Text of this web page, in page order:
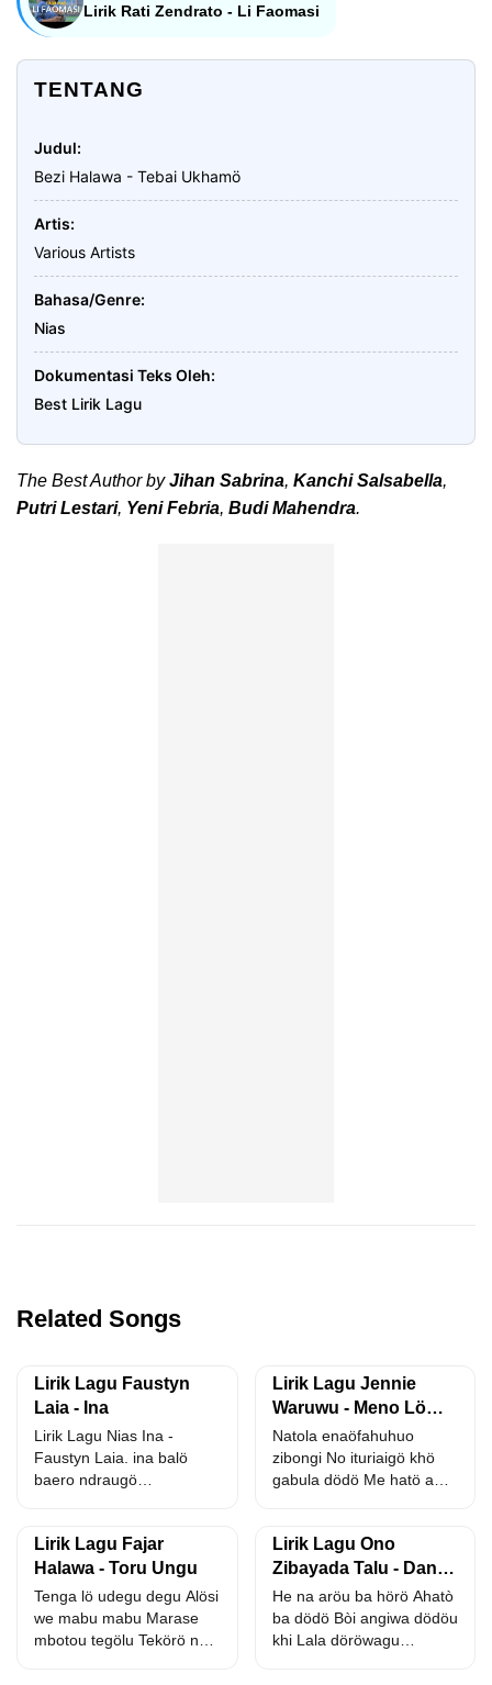
Lirik Rati Zendrato - Li Faomasi
TENTANG
Judul
Bezi Halawa - Tebai Ukhamö
Artis
Various Artists
Bahasa/Genre
Nias
Dokumentasi Teks Oleh
Best Lirik Lagu
The Best Author byJihan Sabrina, Kanchi Salsabella,
Putri Lestari, Yeni Febria, Budi Mahendra.
Related Songs
Lirik Lagu Faustyn
Laia - Ina
Lirik Lagu Nias Ina -
Faustyn Laia. ina balö
baero ndraugö
Lirik Lagu Jennie
Waruwu - Meno Lö
Yaugö
Natola enaöfahuhuo
zibongi No ituriaigö khö
gabula dödö Me hatö awai
Lirik Lagu Fajar
Halawa - Toru Ungu
Tenga lö udegu degu Alösi
we mabu mabu Marase
mbotou tegölu Tekörö nuo
Lirik Lagu Ono
Zibayada Talu - Daniel
Folala Zalukhu
He na aröu ba hörö Ahatò
ba dödö Bòi angiwa dödöu
khi Lala döröwagu